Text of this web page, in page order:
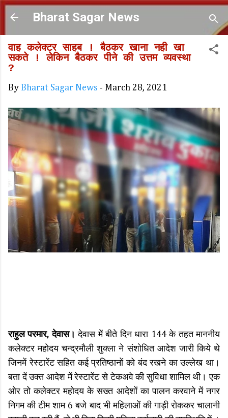
Skip to main content
Bharat Sagar News
वाह कलेक्टर साहब ! बैठकर खाना नही खा
सकते ! लेकिन बैठकर पीने की उत्तम व्यवस्था
?
By Bharat Sagar News - March 28, 2021
राहुल परमार, देवास। देवास में बीते दिन धारा 144 के तहत माननीय
कलेक्टर महोदय चन्द्रमौली शुक्ला ने संशोधित आदेश जारी किये थे
जिनमें रेस्टारेंट सहित कई प्रतिष्ठानों को बंद रखने का उल्लेख था।
बता दें उक्त आदेश में रेस्टारेंट से टेकअवे की सुविधा शामिल थी। एक
ओर तो कलेक्टर महोदय के सख्त आदेशों का पालन करवाने में नगर
निगम की टीम शाम 6 बजे बाद भी महिलाओं की गाड़ी रोककर चालानी